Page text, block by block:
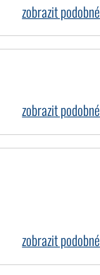
zobrazit podobné
zobrazit podobné
zobrazit podobné